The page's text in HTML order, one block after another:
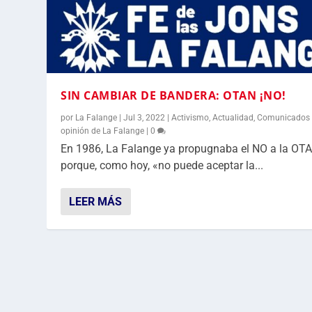
SIN CAMBIAR DE BANDERA: OTAN ¡NO!
por La Falange |Jul 3, 2022 |Activismo,Actualidad,Comunicados
opinión de La Falange |0
En 1986, La Falange ya propugnaba el NO a la
porque, como hoy, «no puede aceptar la...
LEER MÁS